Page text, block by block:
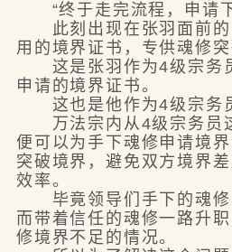
“终于走完流程，申请
此刻出现在张羽面前的
用的境界证书，专供魂修突
这是张羽作为4级宗务
申请的境界证书。
这也是他作为4级宗务员
万法宗内从4级宗务员这
便可以为手下魂修申请境
突破境界，避免双方境界
效率。
毕竟领导们手下的魂修
而带着信任的魂修一路升
修境界不足的情况。